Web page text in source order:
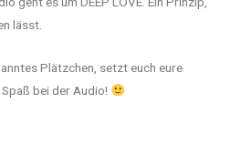
lässt.
Plätzchen, setzt euch eure
bei der Audio!